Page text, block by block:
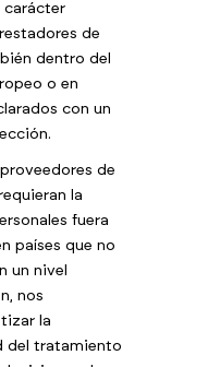
carácter
de
dentro del
o en
con un
de
la
fuera
países que no
un nivel
nos
la
del tratamiento